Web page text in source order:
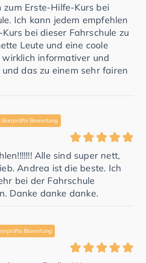
Erste-Hilfe-Kurs bei
Ich kann jedem empfehlen
bei dieser Fahrschule zu
Leute und eine coole
wirklich informativer und
das zu einem sehr fairen
überprüfte Bewertung
Alle sind super nett,
Andrea ist die beste. Ich
bei der Fahrschule
Danke danke danke.
Bewertung